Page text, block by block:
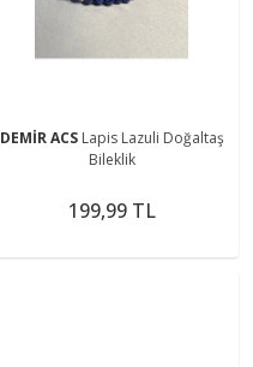
DEMİR ACS Lapis Lazuli Doğaltaş
Bileklik
199,99 TL